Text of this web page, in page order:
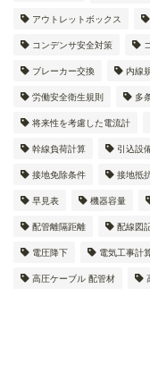
アウトレットボックス
コンデンサ安全対策
ブレーカー交換 内線
労働安全衛生規則 多
将来性を考慮した電流計
幹線負荷計算 引込設
接地免除条件 接地抵
早見表 機器容量
配管離隔距離 配線図
電圧降下 電気工事計
高圧ケーブル 配管材